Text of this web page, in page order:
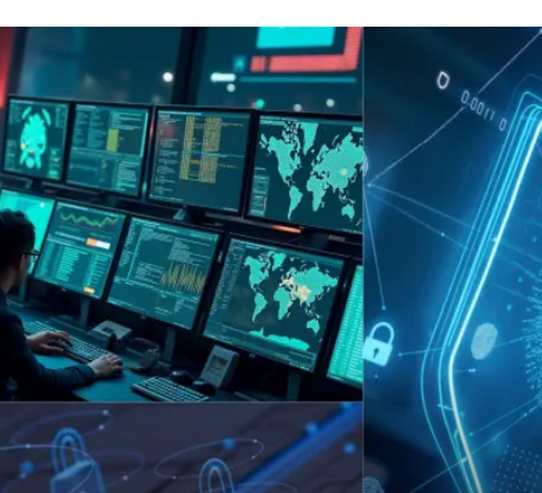
Sigorta Çadır
Yazı Tahtaları Pet Malzemeleri